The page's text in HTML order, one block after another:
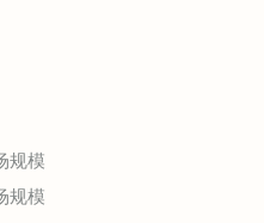
规模
规模